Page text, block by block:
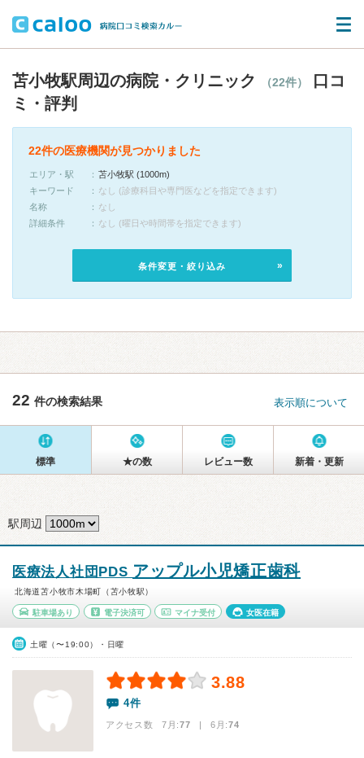
苫小牧駅周辺の病院・クリニック （22件）
口コ
ミ・評判
22件の医療機関が見つかりました
エリア・駅
苫小牧駅 (1000m)
キーワード
なし (診療科目や専門医などを指定できます)
名称
なし
詳細条件
なし (曜日や時間帯を指定できます)
条件変更・絞り込み
22 件の検索結果 表示順について
標準 ★の数 レビュー数 新着・更新
駅周辺
医療法人社団PDS アップル小児矯正歯科
北海道苫小牧市木場町（苫小牧駅）
駐車場あり 電子決済可 マイナ受付 女医在籍
土曜（〜19:00）・日曜
3.88
4件
アクセス数 7月:77 | 6月:74